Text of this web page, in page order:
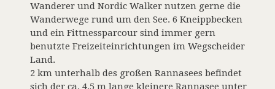
Wanderer und Nordic Walker nutzen gerne die
Wanderwege rund um den See. 6 Kneippbecken
und ein Fittnessparcour sind immer gern
benutzte Freizeiteinrichtungen im Wegscheider
Land.
2 km unterhalb des großen Rannasees befindet
sich der ca. 4,5 m lange kleinere Rannasee unter